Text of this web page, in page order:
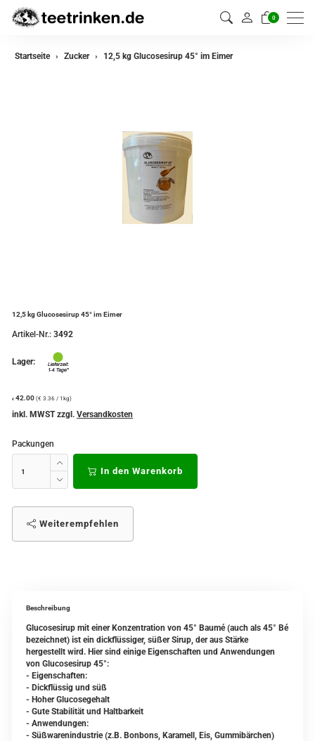
0
Startseite Zucker 12,5 kg Glucosesirup 45° im Eimer
12,5 kg Glucosesirup 45° im Eimer
Artikel-Nr.: 3492
Lager:
€ 42.00 (€ 3.36 / 1kg)
inkl. MWST zzgl. Versandkosten
Packungen
In den Warenkorb
Weiterempfehlen
Beschreibung
Glucosesirup mit einer Konzentration von 45° Baumé (auch als 45° Bé
bezeichnet) ist ein dickflüssiger, süßer Sirup, der aus Stärke
hergestellt wird. Hier sind einige Eigenschaften und Anwendungen
von Glucosesirup 45°:
- Eigenschaften:
- Dickflüssig und süß
- Hoher Glucosegehalt
- Gute Stabilität und Haltbarkeit
- Anwendungen:
- Süßwarenindustrie (z.B. Bonbons, Karamell, Eis, Gummibärchen)